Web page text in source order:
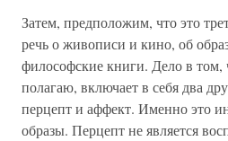
Затем, предположим, что это
речь о живописи и кино, об
философские книги. Дело в том,
полагаю, включает в себя два
перцепт и аффект. Именно это
образы. Перцепт не является